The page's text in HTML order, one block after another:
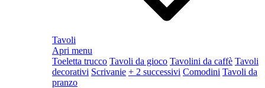
Tavoli
Apri menu
Toeletta trucco Tavoli da gioco Tavolini da caffè Tavoli
decorativi Scrivanie + 2 successivi Comodini Tavoli da
pranzo